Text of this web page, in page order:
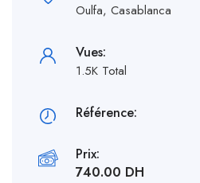
Oulfa, Casablanca
Vues:
1.5K Total
Référence:
Prix:
740.00 DH